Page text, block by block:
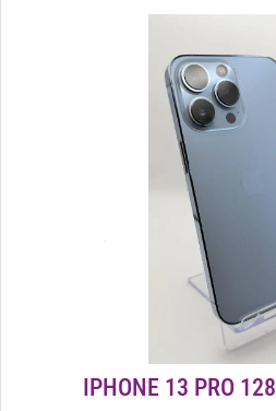
IPHONE 13 PRO